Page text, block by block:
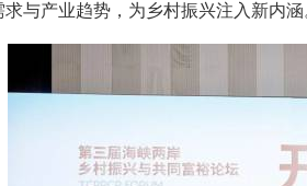
与产业趋势，为乡村振兴注入‌新内涵‌